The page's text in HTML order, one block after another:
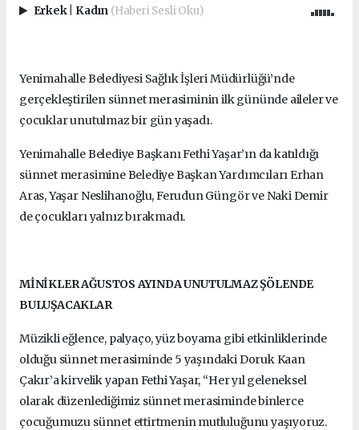
Erkek Kadın (Haberi Sesli Oku)
Yenimahalle Belediyesi Sağlık İşleri Müdürlüğü’nde
gerçekleştirilen sünnet merasiminin ilk gününde aileler ve
çocuklar unutulmaz bir gün yaşadı.
Yenimahalle Belediye Başkanı Fethi Yaşar’ın da katıldığı
sünnet merasimine Belediye Başkan Yardımcıları Erhan
Aras, Yaşar Neslihanoğlu, Ferudun Güngör ve Naki Demir
de çocukları yalnız bırakmadı.
MİNİKLER AĞUSTOS AYINDA UNUTULMAZ ŞÖLENDE
BULUŞACAKLAR
Müzikli eğlence, palyaço, yüz boyama gibi etkinliklerinde
olduğu sünnet merasiminde 5 yaşındaki Doruk Kaan
Çakır’a kirvelik yapan Fethi Yaşar, “Her yıl geleneksel
olarak düzenlediğimiz sünnet merasiminde binlerce
çocuğumuzu sünnet ettirtmenin mutluluğunu yaşıyoruz.